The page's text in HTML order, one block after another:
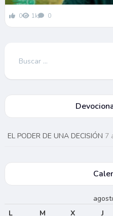
0 1k 0
Buscar:
EL PODER DE UNA DECISIÓN 7
L
M X J